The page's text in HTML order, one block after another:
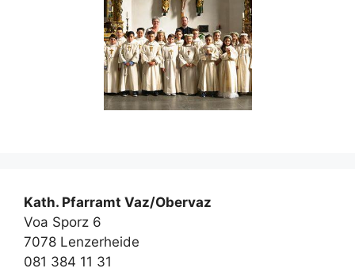
Kath. Pfarramt Vaz/Obervaz
Voa Sporz 6
7078 Lenzerheide
081 384 11 31